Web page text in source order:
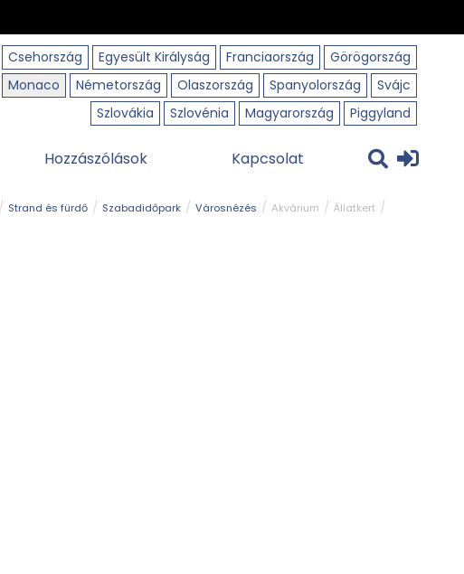
Csehország Egyesült Királyság Franciaország
Görögország
Monaco Németország Olaszország Spanyolország
Svájc
Szlovákia
Szlovénia Magyarország Piggyland
Hozzászólások Kapcsolat
Strand és fürdő Szabadidőpark Városnézés Akvárium
Állatkert